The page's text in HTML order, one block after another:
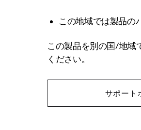
この地域では製品の
この製品を別の国/地域
ください。
サポート